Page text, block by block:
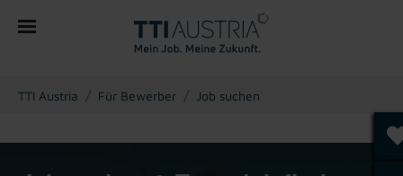
You are here:
TTI Austria Für Bewerber Job suchen